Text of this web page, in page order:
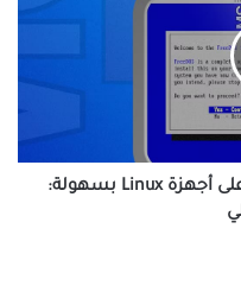
تشغيل برامج MS-DOS القديمة على أجهزة Linux بسهولة: